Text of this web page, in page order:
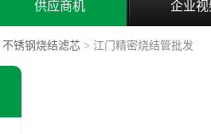
供应商机 企业视
不锈钢烧结滤芯 > 江门精密烧结管批发